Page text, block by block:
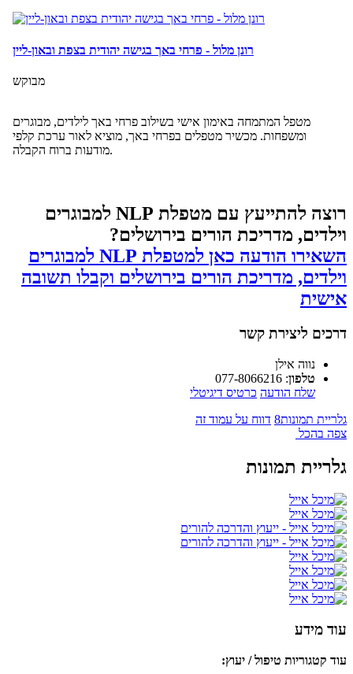
רוצה להתייעץ עם מטפלת NLP למבוגרים
וילדים, מדריכת הורים בירושלים?
השאירו הודעה כאן למטפלת NLP למבוגרים
וילדים, מדריכת הורים בירושלים וקבלו תשובה
אישית
דרכים ליצירת קשר
נווה אילן
טלפון:
077-8066216
שלח הודעה כרטיס דיגיטלי
גלריית תמונות8 דווח על עמוד זה
צפה בהכל
גלריית תמונות
עוד מידע
עוד קטגוריות טיפול / יעוץ: